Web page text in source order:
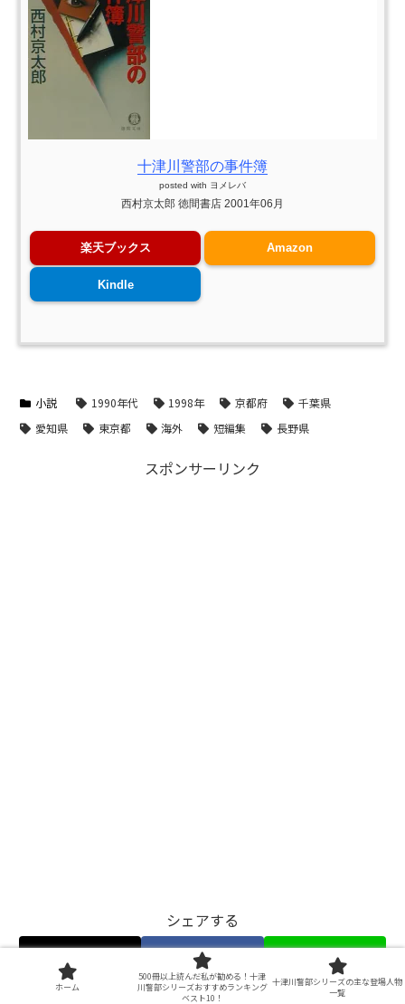
十津川警部の事件簿
posted with ヨメレバ
西村京太郎 徳間書店 2001年06月
楽天ブックス Amazon
Kindle
小説 1990年代 1998年 京都府
千葉県
愛知県
東京都 海外 短編集 長野県
スポンサーリンク
シェアする
Facebook LINE
ホーム
500冊以上読んだ私が勧める！十津
川警部シリーズおすすめランキング
ベスト10！
十津川警部シリーズの主な登場人物
一覧